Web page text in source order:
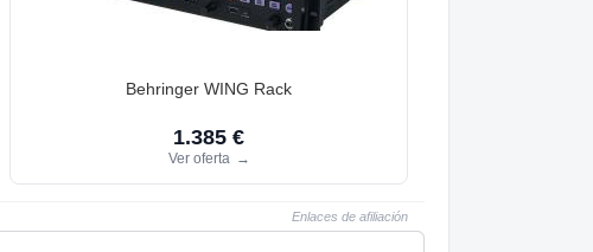
Behringer WING Rack
1.385 €
Ver oferta →
Enlaces de afiliación